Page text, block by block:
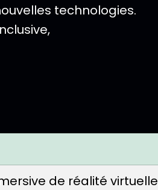
technologies.
de réalité virtuelle